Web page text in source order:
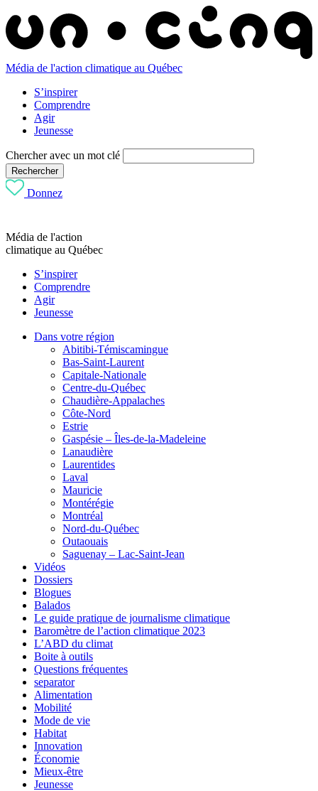
Média de l'action climatique au Québec
S’inspirer
Comprendre
Agir
Jeunesse
Chercher avec un mot clé
Rechercher
Donnez
Média de l'action
climatique au Québec
S’inspirer
Comprendre
Agir
Jeunesse
Dans votre région
Abitibi-Témiscamingue
Bas-Saint-Laurent
Capitale-Nationale
Centre-du-Québec
Chaudière-Appalaches
Côte-Nord
Estrie
Gaspésie – Îles-de-la-Madeleine
Lanaudière
Laurentides
Laval
Mauricie
Montérégie
Montréal
Nord-du-Québec
Outaouais
Saguenay – Lac-Saint-Jean
Vidéos
Dossiers
Blogues
Balados
Le guide pratique de journalisme climatique
Baromètre de l’action climatique 2023
L’ABD du climat
Boite à outils
Questions fréquentes
separator
Alimentation
Mobilité
Mode de vie
Habitat
Innovation
Économie
Mieux-être
Jeunesse